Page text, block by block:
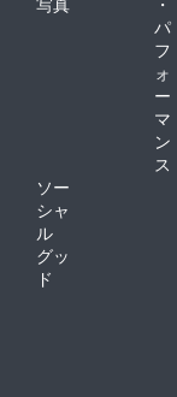
パ
フ
ォ
ー
マ
ン
ス
ソー
シャ
ル
グッ
ド